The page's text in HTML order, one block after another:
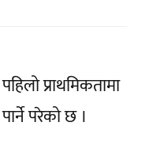
प्राथमिकतामा
परेको छ ।